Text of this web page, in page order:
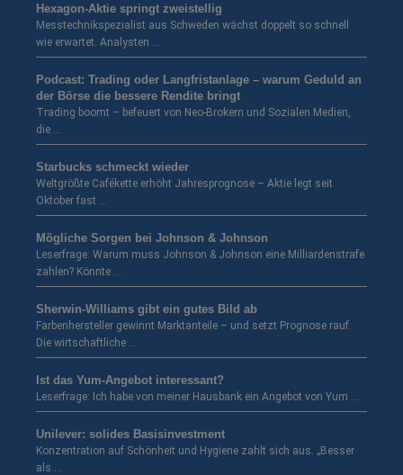
Hexagon-Aktie springt zweistellig
Messtechnikspezialist aus Schweden wächst doppelt so schnell
wie erwartet. Analysten …
Podcast: Trading oder Langfristanlage – warum Geduld an
der Börse die bessere Rendite bringt
Trading boomt – befeuert von Neo-Brokern und Sozialen Medien,
die …
Starbucks schmeckt wieder
Weltgrößte Cafékette erhöht Jahresprognose – Aktie legt seit
Oktober fast …
Mögliche Sorgen bei Johnson & Johnson
Leserfrage: Warum muss Johnson & Johnson eine Milliardenstrafe
zahlen? Könnte …
Sherwin-Williams gibt ein gutes Bild ab
Farbenhersteller gewinnt Marktanteile – und setzt Prognose rauf.
Die wirtschaftliche …
Ist das Yum-Angebot interessant?
Leserfrage: Ich habe von meiner Hausbank ein Angebot von Yum …
Unilever: solides Basisinvestment
Konzentration auf Schönheit und Hygiene zahlt sich aus. „Besser
als …